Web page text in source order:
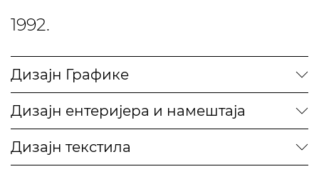
1992.
Дизајн Графике
Дизајн ентеријера и намештаја
Дизајн текстила